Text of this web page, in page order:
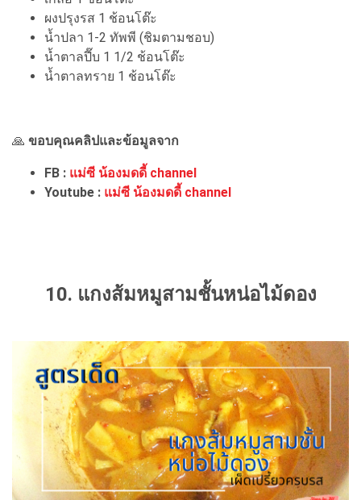
ผงปรุงรส 1 ช้อนโต๊ะ
น้ำปลา 1-2 ทัพพี (ชิมตามชอบ)
น้ำตาลปี๊บ 1 1/2 ช้อนโต๊ะ
น้ำตาลทราย 1 ช้อนโต๊ะ
🙏 ขอบคุณคลิปและข้อมูลจาก
FB : แม่ซี น้องมดดี้ channel
Youtube : แม่ซี น้องมดดี้ channel
10. แกงส้มหมูสามชั้นหน่อไม้ดอง